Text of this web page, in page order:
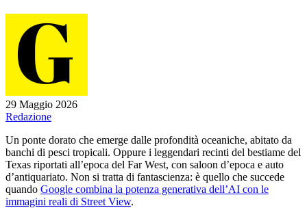
29 Maggio 2026
Redazione
Un ponte dorato che emerge dalle profondità oceaniche, abitato da
banchi di pesci tropicali. Oppure i leggendari recinti del bestiame del
Texas riportati all’epoca del Far West, con saloon d’epoca e auto
d’antiquariato. Non si tratta di fantascienza: è quello che succede
quando Google combina la potenza generativa dell’AI con le
immagini reali di Street View.